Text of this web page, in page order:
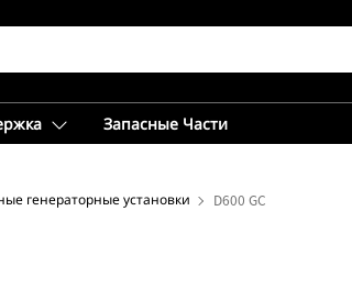
Запасные Части
генераторные установки D600 GC